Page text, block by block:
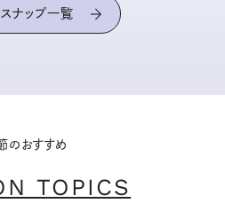
ナップ一覧
のおすすめ
TOPICS